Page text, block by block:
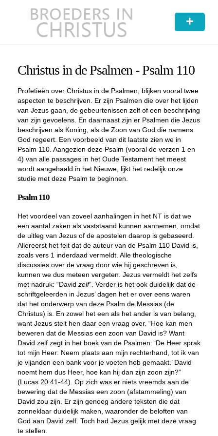
+
Christus in de Psalmen - Psalm 110
Profetieën over Christus in de Psalmen, blijken vooral twee
aspecten te beschrijven. Er zijn Psalmen die over het lijden
van Jezus gaan, de gebeurtenissen zelf of een beschrijving
van zijn gevoelens. En daarnaast zijn er Psalmen die Jezus
beschrijven als Koning, als de Zoon van God die namens
God regeert. Een voorbeeld van dit laatste zien we in
Psalm 110. Aangezien deze Psalm (vooral de verzen 1 en
4) van alle passages in het Oude Testament het meest
wordt aangehaald in het Nieuwe, lijkt het redelijk onze
studie met deze Psalm te beginnen.
Psalm 110
Het voordeel van zoveel aanhalingen in het NT is dat we
een aantal zaken als vaststaand kunnen aannemen, omdat
de uitleg van Jezus of de apostelen daarop is gebaseerd.
Allereerst het feit dat de auteur van de Psalm 110 David is,
zoals vers 1 inderdaad vermeldt. Alle theologische
discussies over de vraag door wie hij geschreven is,
kunnen we dus meteen vergeten. Jezus vermeldt het zelfs
met nadruk: “David zelf”. Verder is het ook duidelijk dat de
schriftgeleerden in Jezus’ dagen het er over eens waren
dat het onderwerp van deze Psalm de Messias (de
Christus) is. En zowel het een als het ander is van belang,
want Jezus stelt hen daar een vraag over. “Hoe kan men
beweren dat de Messias een zoon van David is? Want
David zelf zegt in het boek van de Psalmen: ‘De Heersprak
tot mijn Heer: Neem plaats aan mijn rechterhand, tot ik van
je vijanden een bank voor je voeten heb gemaakt.’ David
noemt hem dus Heer, hoe kan hij dan zijn zoon zijn?”
(Lucas 20:41-44). Op zich was er niets vreemds aan de
bewering dat de Messias een zoon (afstammeling) van
David zou zijn. Er zijn genoeg andere teksten die dat
zonneklaar duidelijk maken, waaronder de beloften van
God aan David zelf. Toch had Jezus gelijk met deze vraag
te stellen.